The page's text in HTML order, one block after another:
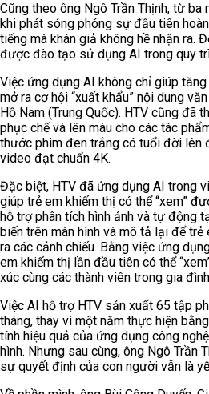
Cũng theo ông Ngô Trần Thịnh, từ
khi phát sóng phóng sự đầu tiên
tiếng mà khán giả không hề nhận ra.
được đào tạo sử dụng AI trong quy
Việc ứng dụng AI không chỉ giúp
mở ra cơ hội “xuất khẩu” nội dung
Hồ Nam (Trung Quốc). HTV cũng đã
phục chế và lên màu cho các tác
thước phim đen trắng có tuổi đời lên
video đạt chuẩn 4K.
Đặc biệt, HTV đã ứng dụng AI trong
giúp trẻ em khiếm thị có thể “xem”
hỗ trợ phân tích hình ảnh và tự động
biến trên màn hình và mô tả lại để
ra các cảnh chiếu. Bằng việc ứng
em khiếm thị lần đầu tiên có thể
xúc cùng các thành viên trong gia
Việc AI hỗ trợ HTV sản xuất 65 tập
tháng, thay vì một năm thực hiện
tính hiệu quả của ứng dụng công
hình. Nhưng sau cùng, ông Ngô Trần
sự quyết định của con người vẫn là